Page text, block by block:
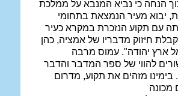
הנחה כי נביא המנבא על ממלכת
יבוא מעיר הנמצאת בתחומי
עם תקוע הנזכרת במקרא כעיר
חיזוק מדבריו של אמציה, כהן
ארץ יהודה". עמוס מרבה
להווי של ספר המדבר והדבר
בימינו מזהים את תקוע, מדרום
מכונה